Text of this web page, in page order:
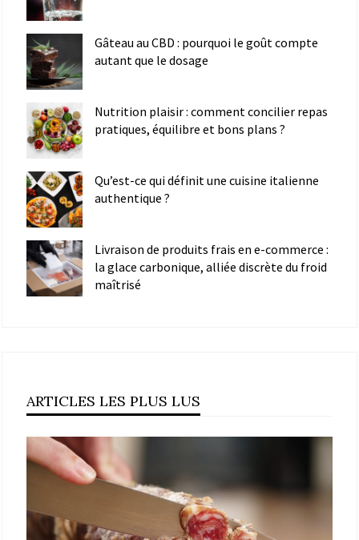
Gâteau au CBD : pourquoi le goût compte
autant que le dosage
Nutrition plaisir : comment concilier repas
pratiques, équilibre et bons plans ?
Qu’est-ce qui définit une cuisine italienne
authentique ?
Livraison de produits frais en e-commerce :
la glace carbonique, alliée discrète du froid
maîtrisé
ARTICLES LES PLUS LUS